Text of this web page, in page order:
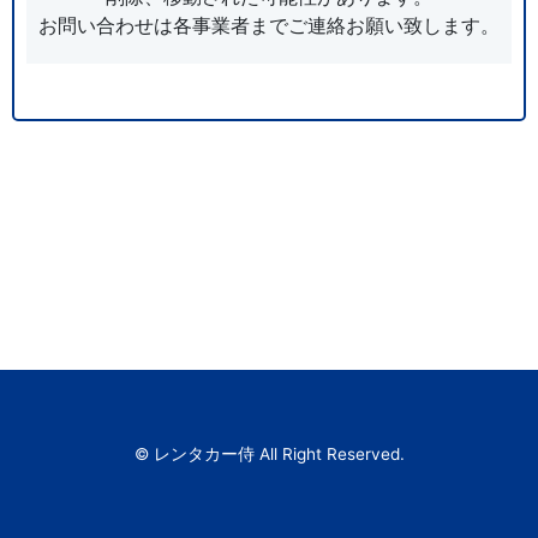
お問い合わせは各事業者までご連絡お願い致します。
© レンタカー侍 All Right Reserved.